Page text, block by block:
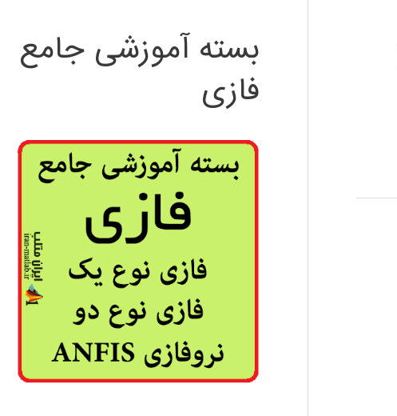
بسته آموزشی جامع
فازی